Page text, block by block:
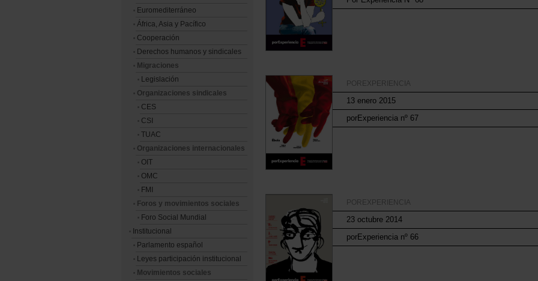
Euromediterráneo
África, Asia y Pacífico
Cooperación
Derechos humanos y sindicales
Migraciones
Legislación
Organizaciones sindicales
CES
CSI
TUAC
Organizaciones internacionales
OIT
OMC
FMI
Foros y movimientos sociales
Foro Social Mundial
Institucional
Parlamento español
Leyes participación institucional
Movimientos sociales
POREXPERIENCIA
13 enero 2015
porExperiencia nº 67
POREXPERIENCIA
23 octubre 2014
porExperiencia nº 66